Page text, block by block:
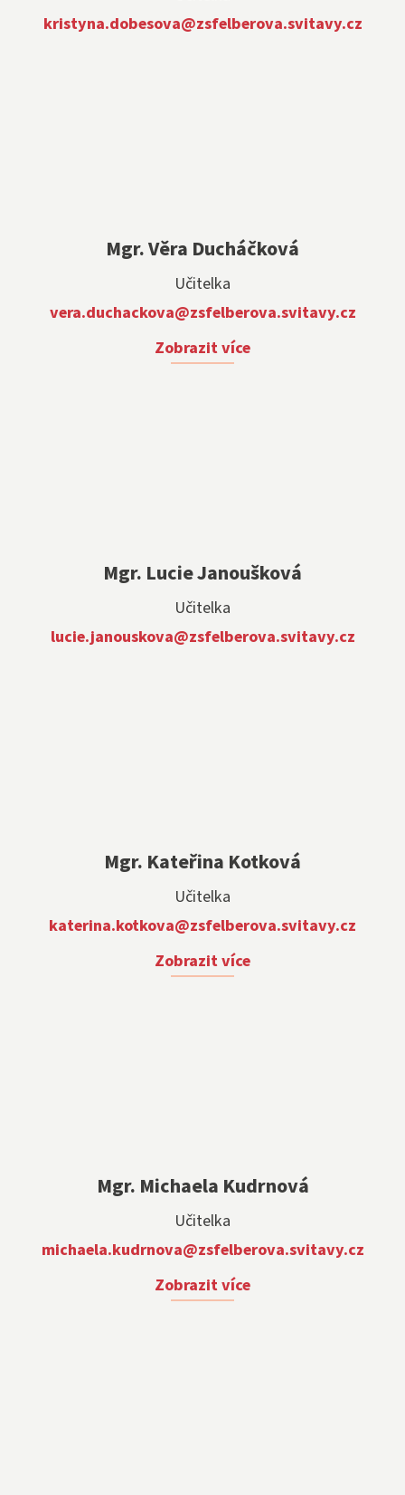
kristyna.dobesova@zsfelberova.svitavy.cz
Mgr. Věra Ducháčková
Učitelka
vera.duchackova@zsfelberova.svitavy.cz
Zobrazit více
Mgr. Lucie Janoušková
Učitelka
lucie.janouskova@zsfelberova.svitavy.cz
Mgr. Kateřina Kotková
Učitelka
katerina.kotkova@zsfelberova.svitavy.cz
Zobrazit více
Mgr. Michaela Kudrnová
Učitelka
michaela.kudrnova@zsfelberova.svitavy.cz
Zobrazit více